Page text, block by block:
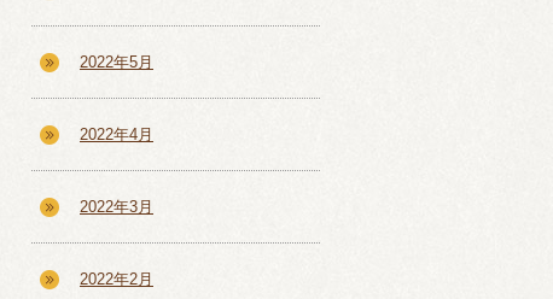
2022年5月
2022年4月
2022年3月
2022年2月